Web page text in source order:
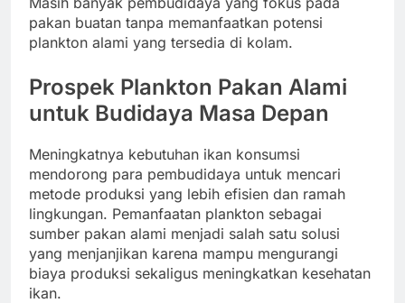
pakan buatan tanpa memanfaatkan potensi
plankton alami yang tersedia di kolam.
Prospek Plankton Pakan Alami
untuk Budidaya Masa Depan
Meningkatnya kebutuhan ikan konsumsi
mendorong para pembudidaya untuk mencari
metode produksi yang lebih efisien dan ramah
lingkungan. Pemanfaatan plankton sebagai
sumber pakan alami menjadi salah satu solusi
yang menjanjikan karena mampu mengurangi
biaya produksi sekaligus meningkatkan kesehatan
ikan.